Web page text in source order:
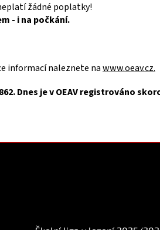
žádné poplatky!
- i na počkání.
informací naleznete nawww.oeav.cz.
Dnes je v OEAV registrováno